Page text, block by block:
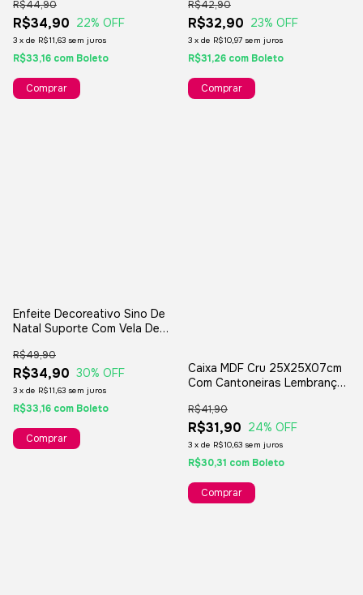
R$34,90
R$44,90
22% OFF
3 x de R$11,63 sem juros
R$33,16 com Boleto
Comprar
R$32,90
R$42,90
23% OFF
3 x de R$10,97 sem juros
R$31,26 com Boleto
Comprar
Enfeite Decoreativo Sino De
Natal Suporte Com Vela De
R$34,90
R$49,90
30% OFF
3 x de R$11,63 sem juros
R$33,16 com Boleto
Caixa MDF Cru 25X25X07cm
Com Cantoneiras Lembranças
R$31,90
R$41,90
24% OFF
3 x de R$10,63 sem juros
R$30,31 com Boleto
Comprar